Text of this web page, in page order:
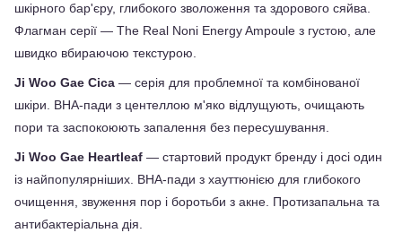
шкірного бар'єру, глибокого зволоження та здорового сяйва.
Флагман серії — The Real Noni Energy Ampoule з густою, але
швидко вбираючою текстурою.
Ji Woo Gae Cica — серія для проблемної та комбінованої
шкіри. BHA-пади з центеллою м'яко відлущують, очищають
пори та заспокоюють запалення без пересушування.
Ji Woo Gae Heartleaf — стартовий продукт бренду і досі один
із найпопулярніших. BHA-пади з хауттюнією для глибокого
очищення, звуження пор і боротьби з акне. Протизапальна та
антибактеріальна дія.